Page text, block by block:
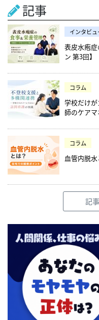
記事
インタビュ
表皮水疱
ン 第3回】
コラム
学校だけ
師のケア
コラム
血管内脱
記